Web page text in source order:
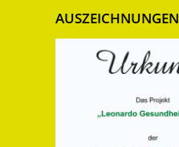
AUSZEICHNUNGEN